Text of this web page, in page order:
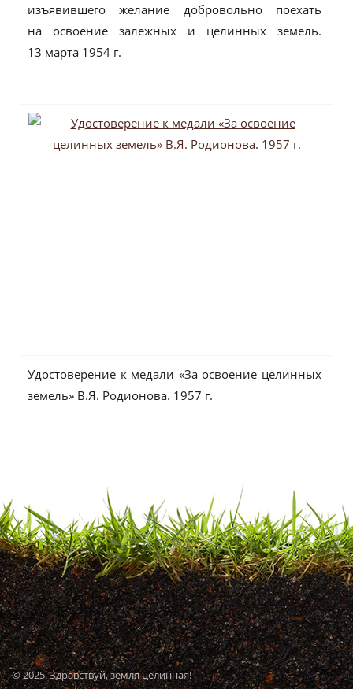
изъявившего желание добровольно поехать
на освоение залежных и целинных земель.
13 марта 1954 г.
Удостоверение к медали «За освоение целинных
земель» В.Я. Родионова. 1957 г.
© 2025. Здравствуй, земля целинная!